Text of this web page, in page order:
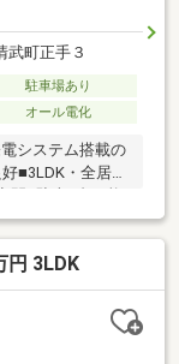
武町正手３
駐車場あり
オール電化
システム搭載の
■3LDK・全居室
清武クロス
・すきや・マク
■市街地へのア
ため室内状態も
発電による経済
円 3LDK